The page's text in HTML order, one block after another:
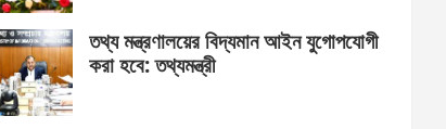
তথ্য মন্ত্রণালয়ের বিদ্যমান আইন যুগোপযোগী
করা হবে: তথ্যমন্ত্রী